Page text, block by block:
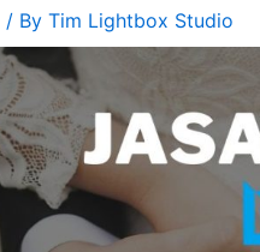
/ By Tim Lightbox Studio